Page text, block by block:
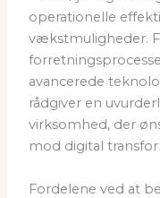
operationelle
vækstmuligheder.
avancerede
rådgiver en
virksomhed, der
mod digital
Fordelene ved at